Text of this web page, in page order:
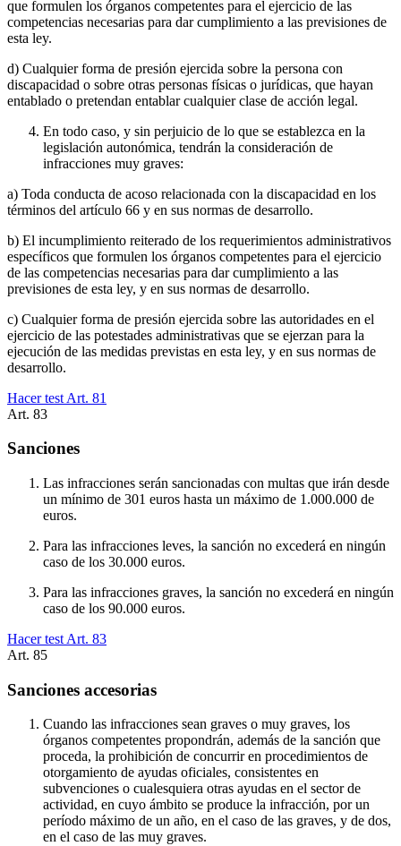
que formulen los órganos competentes para el ejercicio de las
competencias necesarias para dar cumplimiento a las previsiones de
esta ley.
d) Cualquier forma de presión ejercida sobre la persona con
discapacidad o sobre otras personas físicas o jurídicas, que hayan
entablado o pretendan entablar cualquier clase de acción legal.
En todo caso, y sin perjuicio de lo que se establezca en la
legislación autonómica, tendrán la consideración de
infracciones muy graves:
a) Toda conducta de acoso relacionada con la discapacidad en los
términos del artículo 66 y en sus normas de desarrollo.
b) El incumplimiento reiterado de los requerimientos administrativos
específicos que formulen los órganos competentes para el ejercicio
de las competencias necesarias para dar cumplimiento a las
previsiones de esta ley, y en sus normas de desarrollo.
c) Cualquier forma de presión ejercida sobre las autoridades en el
ejercicio de las potestades administrativas que se ejerzan para la
ejecución de las medidas previstas en esta ley, y en sus normas de
desarrollo.
Hacer test Art. 81
Art. 83
Sanciones
Las infracciones serán sancionadas con multas que irán desde
un mínimo de 301 euros hasta un máximo de 1.000.000 de
euros.
Para las infracciones leves, la sanción no excederá en ningún
caso de los 30.000 euros.
Para las infracciones graves, la sanción no excederá en ningún
caso de los 90.000 euros.
Hacer test Art. 83
Art. 85
Sanciones accesorias
Cuando las infracciones sean graves o muy graves, los
órganos competentes propondrán, además de la sanción que
proceda, la prohibición de concurrir en procedimientos de
otorgamiento de ayudas oficiales, consistentes en
subvenciones o cualesquiera otras ayudas en el sector de
actividad, en cuyo ámbito se produce la infracción, por un
período máximo de un año, en el caso de las graves, y de dos,
en el caso de las muy graves.